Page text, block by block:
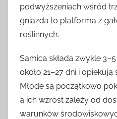
podwyższeniach wśród
gniazda to platforma z
roślinnych.
Samica składa zwykle
około 21–27 dni i
Młode są początkowo
a ich wzrost zależy od
warunków